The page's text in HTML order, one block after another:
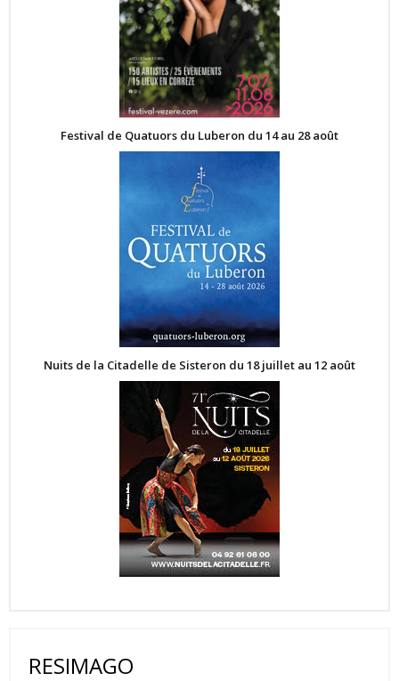
Festival de Quatuors du Luberon du 14 au 28 août
Nuits de la Citadelle de Sisteron du 18 juillet au 12 août
RESIMAGO